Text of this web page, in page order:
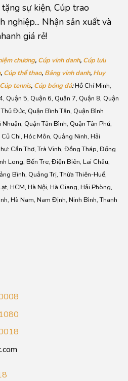
sự kiện, Cúp trao
nghiệp... Nhận sản xuất và
giá rẻ!
chương, Cúp vinh danh, Cúp lưu
, Cúp thể thao, Bảng vinh danh, Huy
Cúp tennis, Cúp bóng đá:Hồ Chí Minh,
Quận 5, Quận 6, Quận 7, Quận 8, Quận
Đức, Quận Bình Tân, Quận Bình
Quận Tân Bình, Quận Tân Phú,
Chi, Hóc Môn, Quảng Ninh, Hải
Cần Thơ, Trà Vinh, Đồng Tháp, Đồng
Long, Bến Tre, Điện Biên, Lai Châu,
Bình, Quảng Trị, Thừa Thiên-Huế,
HCM, Hà Nội, Hà Giang, Hải Phòng,
Hà Nam, Nam Định, Ninh Bình, Thanh